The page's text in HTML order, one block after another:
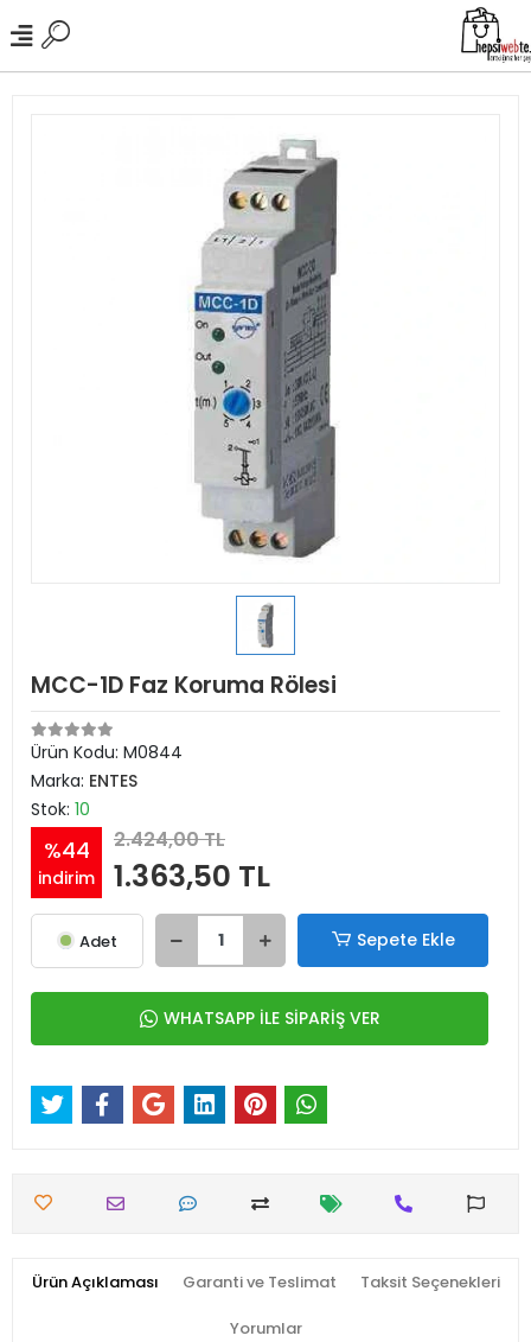
MCC-1D Faz Koruma Rölesi
Ürün Kodu: M0844
Marka: ENTES
Stok: 10
%44
indirim
2.424,00 TL
1.363,50 TL
Adet Sepete Ekle
WHATSAPP İLE SİPARİŞ VER
Ürün Açıklaması Garanti ve Teslimat Taksit Seçenekleri
Yorumlar